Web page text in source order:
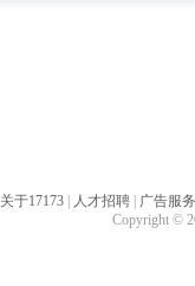
关于17173 人才招聘
广告服务
Copyright ©